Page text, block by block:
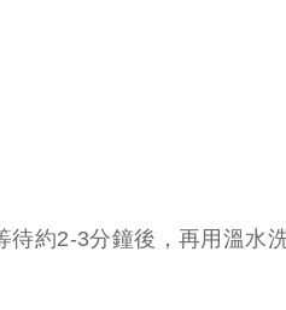
待約2-3分鐘後，再用溫水洗